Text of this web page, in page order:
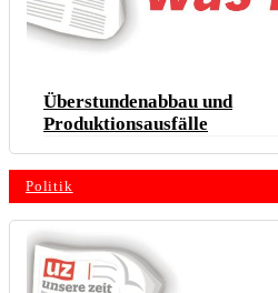
Überstundenabbau und
Produktionsausfälle
Politik